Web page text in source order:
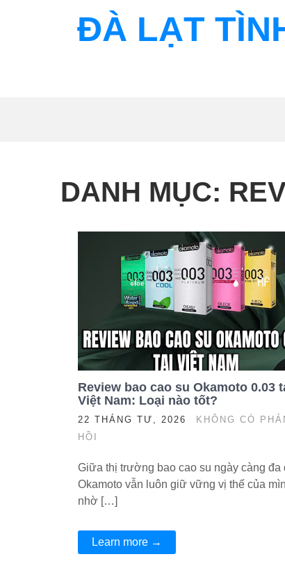
ĐÀ LẠT
DANH MỤC:
Review bao cao su Okamoto 0.03
Việt Nam: Loại nào tốt?
22 THÁNG TƯ, 2026
KHÔNG CÓ
HỒI
Giữa thị trường bao cao su ngày càng đa
Okamoto vẫn luôn giữ vững vị thế của
nhờ […]
Learn more →